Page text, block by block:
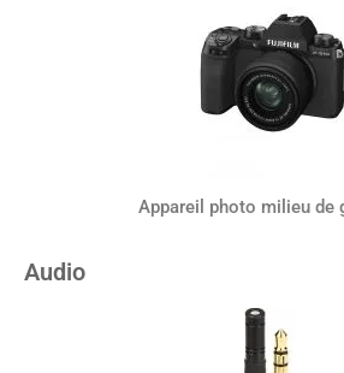
Appareil photo milieu de
Audio